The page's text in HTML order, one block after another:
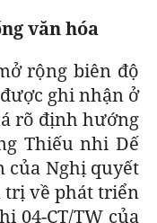
văn hóa
rộng biên độ
ghi nhận ở
rõ định hướng
Thiếu nhi Dế
Nghị quyết
trị về phát triển
04-CT/TW của